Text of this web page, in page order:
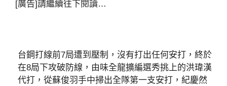
[廣告]請繼續往下閱讀…
台鋼打線前7局遭到壓制，沒有打出任何安打，終於
在8局下攻破防線，由味全龍擴編選秀挑上的洪瑋漢
代打，從蘇俊羽手中掃出全隊第一支安打，紀慶然